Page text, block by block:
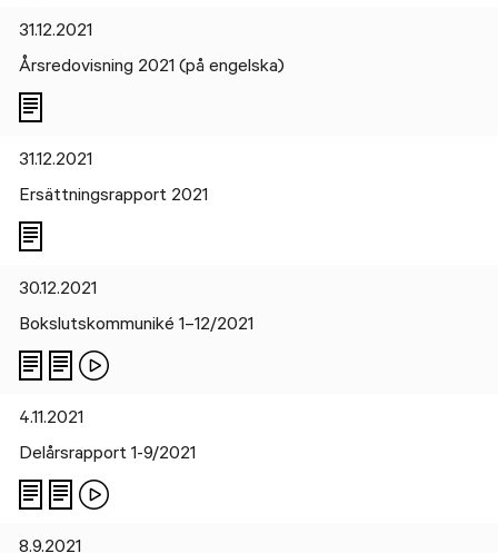
31.12.2021
Årsredovisning 2021 (på engelska)
31.12.2021
Ersättningsrapport 2021
30.12.2021
Bokslutskommuniké 1–12/2021
4.11.2021
Delårsrapport 1-9/2021
8.9.2021